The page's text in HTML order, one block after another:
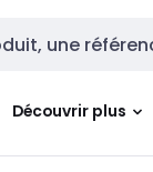
Découvrir plus